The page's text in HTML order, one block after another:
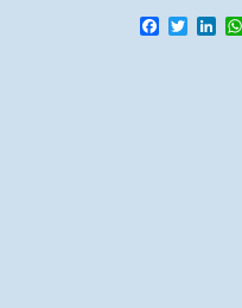
F
a
T
w
L
i